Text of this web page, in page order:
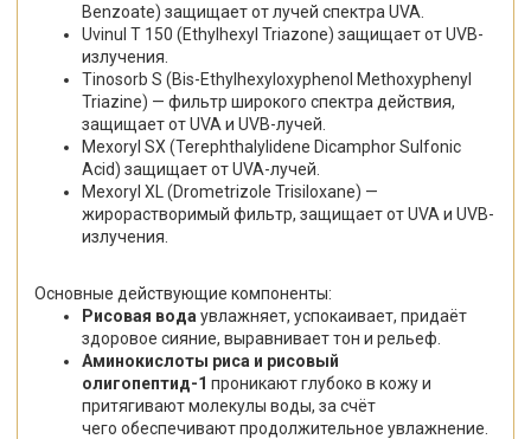
Benzoate) защищает от лучей спектра UVA.
Uvinul T 150 (Ethylhexyl Triazone) защищает от UVB-
излучения.
Tinosorb S (Bis-Ethylhexyloxyphenol Methoxyphenyl
Triazine) — фильтр широкого спектра действия,
защищает от UVA и UVB-лучей.
Mexoryl SX (Terephthalylidene Dicamphor Sulfonic
Acid) защищает от UVA-лучей.
Mexoryl XL (Drometrizole Trisiloxane) —
жирорастворимый фильтр, защищает от UVA и UVB-
излучения.
Основные действующие компоненты:
Рисовая вода увлажняет, успокаивает, придаёт
здоровое сияние, выравнивает тон и рельеф.
Аминокислоты риса и рисовый
олигопептид-1 проникают глубоко в кожу и
притягивают молекулы воды, за счёт
чего обеспечивают продолжительное увлажнение.